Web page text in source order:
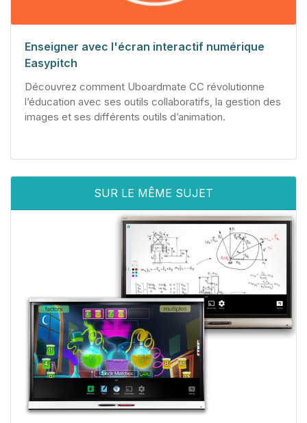
Enseigner avec l'écran interactif numérique
Easypitch
Découvrez comment Uboardmate CC révolutionne
l’éducation avec ses outils collaboratifs, la gestion des
images et ses différents outils d’animation.
SUR LE MÊME SUJET